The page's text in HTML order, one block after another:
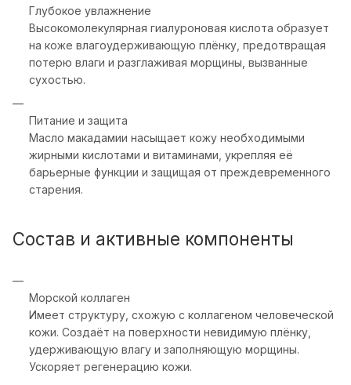
Глубокое увлажнение
Высокомолекулярная гиалуроновая кислота образует
на коже влагоудерживающую плёнку, предотвращая
потерю влаги и разглаживая морщины, вызванные
сухостью.
Питание и защита
Масло макадамии насыщает кожу необходимыми
жирными кислотами и витаминами, укрепляя её
барьерные функции и защищая от преждевременного
старения.
Состав и активные компоненты
Морской коллаген
Имеет структуру, схожую с коллагеном человеческой
кожи. Создаёт на поверхности невидимую плёнку,
удерживающую влагу и заполняющую морщины.
Ускоряет регенерацию кожи.